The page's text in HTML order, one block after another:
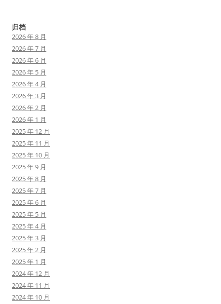
归档
2026 年 8 月
2026 年 7 月
2026 年 6 月
2026 年 5 月
2026 年 4 月
2026 年 3 月
2026 年 2 月
2026 年 1 月
2025 年 12 月
2025 年 11 月
2025 年 10 月
2025 年 9 月
2025 年 8 月
2025 年 7 月
2025 年 6 月
2025 年 5 月
2025 年 4 月
2025 年 3 月
2025 年 2 月
2025 年 1 月
2024 年 12 月
2024 年 11 月
2024 年 10 月